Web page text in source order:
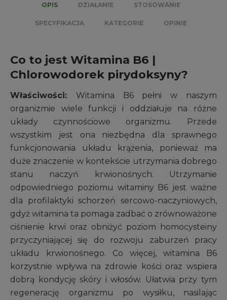
OPIS DZIAŁANIE STOSOWANIE
SPECYFIKACJA KATEGORIE OPINIE
Co to jest Witamina B6 |
Chlorowodorek pirydoksyny?
Właściwości: Witamina B6 pełni w naszym
organizmie wiele funkcji i oddziałuje na różne
układy czynnościowe organizmu. Przede
wszystkim jest ona niezbędna dla sprawnego
funkcjonowania układu krążenia, ponieważ ma
duże znaczenie w kontekście utrzymania dobrego
stanu naczyń krwionośnych. Utrzymanie
odpowiedniego poziomu witaminy B6 jest ważne
dla profilaktyki schorzeń sercowo-naczyniowych,
gdyż witamina ta pomaga zadbać o zrównoważone
ciśnienie krwi oraz obniżyć poziom homocysteiny
przyczyniającej się do rozwoju zaburzeń pracy
układu krwionośnego. Co więcej, witamina B6
korzystnie wpływa na zdrowie kości oraz wspiera
dobrą kondycję skóry i włosów. Ułatwia przy tym
regenerację organizmu po wysiłku, nasilając